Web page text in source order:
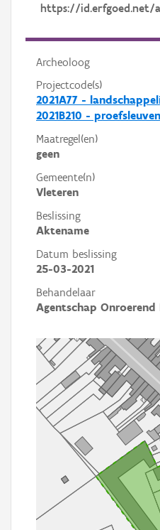
https://id.erfgoed.net/
Archeoloog
Projectcode(s)
2021A77 -
2021B210 -
Maatregel(en)
geen
Gemeente(n)
Vleteren
Beslissing
Aktename
Datum beslissing
25-03-2021
Behandelaar
Agentschap Onroerend